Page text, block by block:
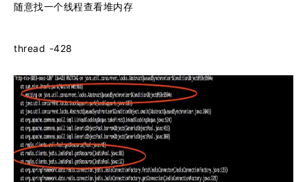
随意找一个线程查看堆内存
thread -428